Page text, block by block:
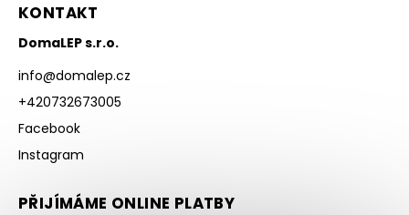
KONTAKT
DomaLEP s.r.o.
info@domalep.cz
+420732673005
Facebook
Instagram
PŘIJÍMÁME ONLINE PLATBY